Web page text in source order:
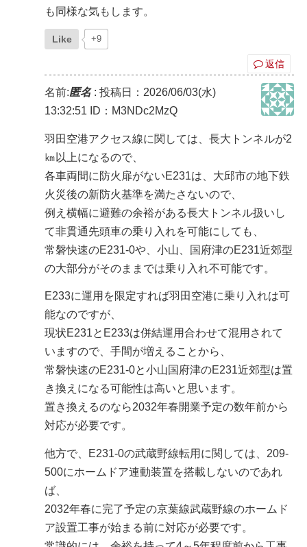
も同様な気もします。
Like +9
返信
名前:匿名: 投稿日：2026/06/03(水)
13:32:51
ID：M3NDc2MzQ
羽田空港アクセス線に関しては、長大トンネルが2
㎞以上になるので、
各車両間に防火扉がないE231は、大邱市の地下鉄
火災後の新防火基準を満たさないので、
例え横幅に避難の余裕がある長大トンネル扱いし
て非貫通先頭車の乗り入れを可能にしても、
常磐快速のE231-0や、小山、国府津のE231近郊型
の大部分がそのままでは乗り入れ不可能です。
E233に運用を限定すれば羽田空港に乗り入れは可
能なのですが、
現状E231とE233は併結運用合わせて混用されて
いますので、手間が増えることから、
常磐快速のE231-0と小山国府津のE231近郊型は置
き換えになる可能性は高いと思います。
置き換えるのなら2032年春開業予定の数年前から
対応が必要です。
他方で、E231-0の武蔵野線転用に関しては、209-
500にホームドア連動装置を搭載しないのであれ
ば、
2032年春に完了予定の京葉線武蔵野線のホームド
ア設置工事が始まる前に対応が必要です。